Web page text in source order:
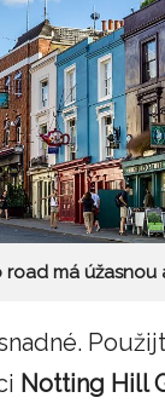
má úžasnou
Notting Hill